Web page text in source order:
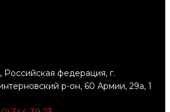
Российская федерация, г.
р-он, 60 Армии, 29а, 1